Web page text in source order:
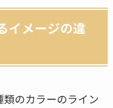
イメージの違
のカラーのライン